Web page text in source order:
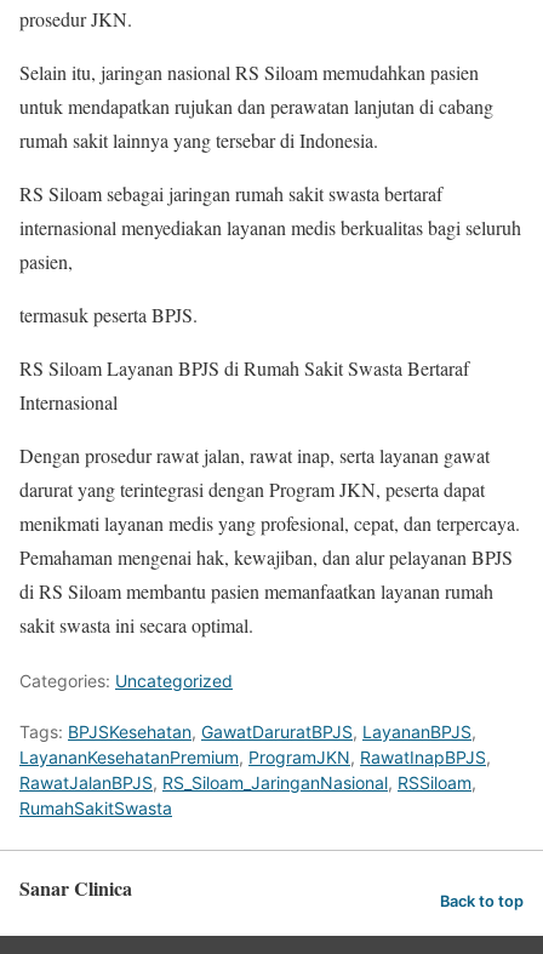
prosedur JKN.
Selain itu, jaringan nasional RS Siloam memudahkan pasien
untuk mendapatkan rujukan dan perawatan lanjutan di cabang
rumah sakit lainnya yang tersebar di Indonesia.
RS Siloam sebagai jaringan rumah sakit swasta bertaraf
internasional menyediakan layanan medis berkualitas bagi seluruh
pasien,
termasuk peserta BPJS.
RS Siloam Layanan BPJS di Rumah Sakit Swasta Bertaraf
Internasional
Dengan prosedur rawat jalan, rawat inap, serta layanan gawat
darurat yang terintegrasi dengan Program JKN, peserta dapat
menikmati layanan medis yang profesional, cepat, dan terpercaya.
Pemahaman mengenai hak, kewajiban, dan alur pelayanan BPJS
di RS Siloam membantu pasien memanfaatkan layanan rumah
sakit swasta ini secara optimal.
Categories: Uncategorized
Tags: BPJSKesehatan, GawatDaruratBPJS, LayananBPJS,
LayananKesehatanPremium, ProgramJKN, RawatInapBPJS,
RawatJalanBPJS, RS_Siloam_JaringanNasional, RSSiloam,
RumahSakitSwasta
Sanar Clinica Back to top